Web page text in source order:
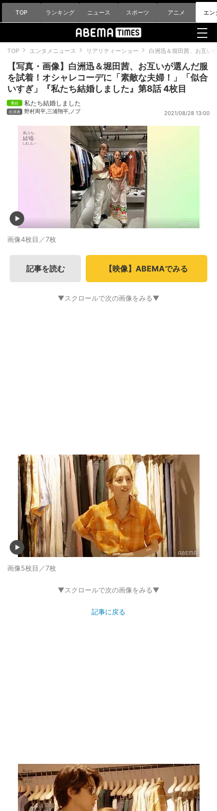
TOP ランキング ニュース スポーツ アニメ エン
TOP エンタメニュース リアリティーショー 白洲迅＆堀田茜、お互い
【写真・画像】白洲迅＆堀田茜、お互いが選んだ服
を試着！オシャレコーデに「素敵な夫婦！」「似合
いすぎ」『私たち結婚しました』第8話 4枚目
私たち結婚しました
野村周平,三浦翔平, ノブ 2021/08/28 13:00
画像4枚目／7枚
記事を読む 【映像】ABEMAでみる
▼スクロールで次の画像をみる▼
画像5枚目／7枚
▼スクロールで次の画像をみる▼
記事に戻る